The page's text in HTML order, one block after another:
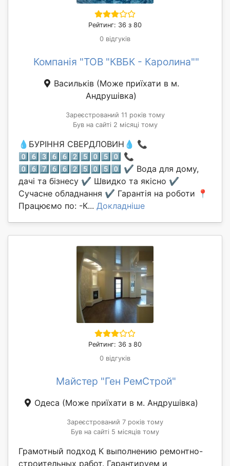
Рейтинг: 36 з 80
0 відгуків
Компанія "ТОВ "КВБК - Каролина""
Васильків (Може приїхати в м.
Андрушівка)
Зареєстрований 11 років тому
Був на сайті 2 місяці тому
💧БУРІННЯ СВЕРДЛОВИН💧 📞
0️⃣6️⃣3️⃣6️⃣6️⃣2️⃣5️⃣0️⃣5️⃣0️⃣ 📞
0️⃣6️⃣7️⃣6️⃣6️⃣2️⃣5️⃣0️⃣5️⃣0️⃣ ✔️ Вода для дому,
дачі та бізнесу ✔️ Швидко та якісно ✔️
Сучасне обладнання ✔️ Гарантія на роботи 📍
Працюємо по: -К... Докладніше
Рейтинг: 36 з 80
0 відгуків
Майстер "Ген РемСтрой"
Одеса (Може приїхати в м. Андрушівка)
Зареєстрований 7 років тому
Був на сайті 5 місяців тому
Грамотный подход К выполнению ремонтно-
строительных работ. Гарантируем и